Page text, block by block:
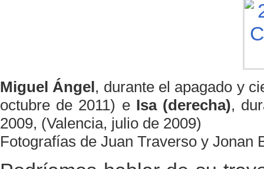
Miguel Ángel, durante el apagado y
octubre de 2011) e Isa (derecha),
2009, (Valencia, julio de 2009)
Fotografías de Juan Traverso y Jonan